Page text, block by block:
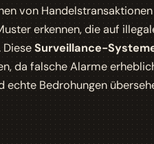
von Handelstransaktionen
erkennen, die auf
Surveillance-
da falsche Alarme
echte Bedrohungen